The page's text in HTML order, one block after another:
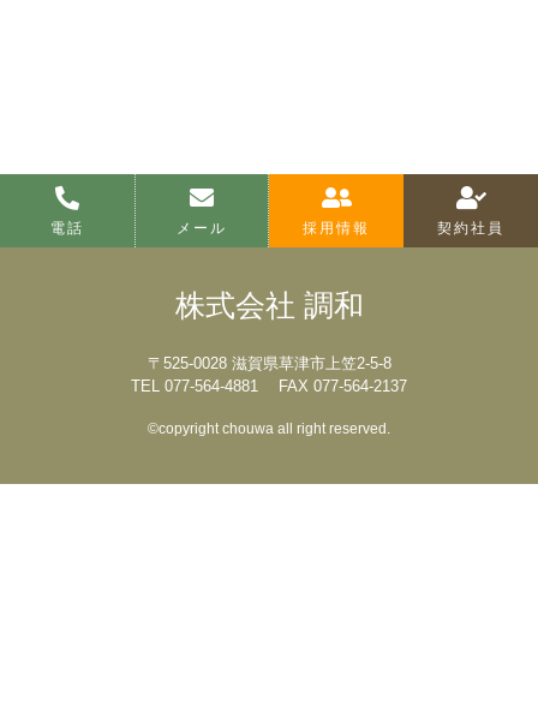
電話 メール 採用情報 契約社員
株式会社 調和
〒525-0028 滋賀県草津市上笠2-5-8
TEL 077-564-4881 FAX 077-564-2137
©︎copyright chouwa all right reserved.